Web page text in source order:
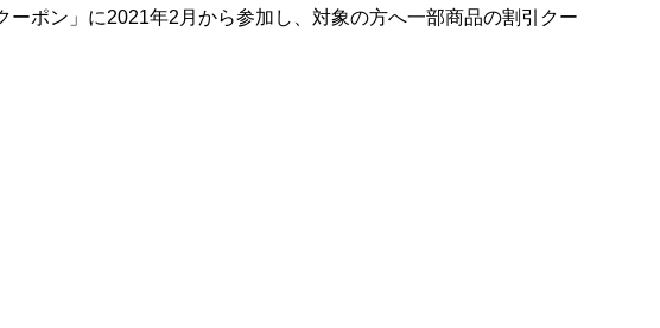
ポン」に2021年2月から参加し、対象の方へ一部商品の割引クー